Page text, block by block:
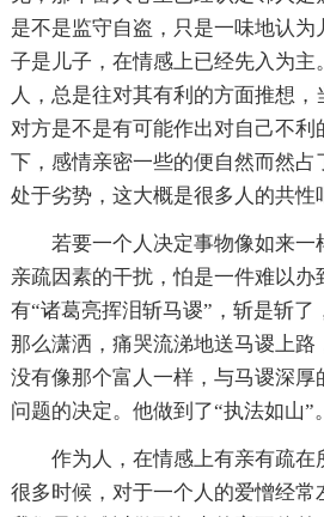
是不是监守自盗，只是一味地认
子是儿子，在情感上已经先入为主
人，总是往对其有利的方面推想
对方是不是有可能作出对自己不
下，感情亲密一些的便自然而然占
处于劣势，这大概是很多人的共性
若要一个人决定事物像如来
亲疏因素的干扰，怕是一件难以
有“诸葛亮挥泪斩马谡”，斩是斩
那么潇洒，痛哭流涕地送马谡上
没有像那个富人一样，与马谡深
问题的决定。他做到了“执法如山”。
作为人，在情感上有亲有疏在
很多时候，对于一个人的爱憎经常